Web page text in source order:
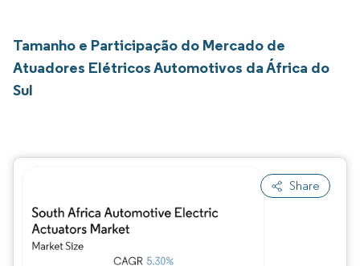
Tamanho e Participação do Mercado de
Atuadores Elétricos Automotivos da África do
Sul
Share